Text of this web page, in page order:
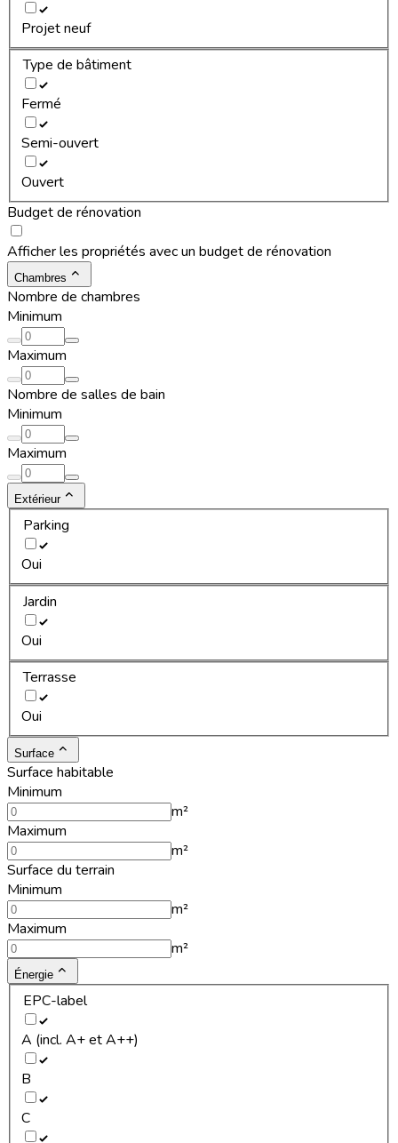
Projet neuf
Type de bâtiment
Fermé
Semi-ouvert
Ouvert
Budget de rénovation
Afficher les propriétés avec un budget de rénovation
Chambres
Nombre de chambres
Minimum
Maximum
Nombre de salles de bain
Minimum
Maximum
Extérieur
Parking
Oui
Jardin
Oui
Terrasse
Oui
Surface
Surface habitable
Minimum
m²
Maximum
m²
Surface du terrain
Minimum
m²
Maximum
m²
Énergie
EPC-label
A (incl. A+ et A++)
B
C